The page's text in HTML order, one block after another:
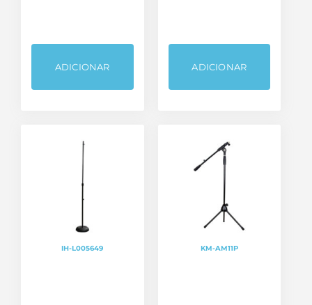
ADICIONAR ADICIONAR
IH-L005649 KM-AM11P